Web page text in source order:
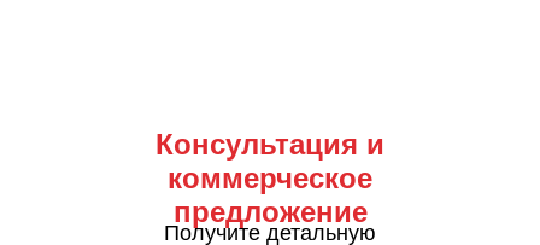
Консультация и
коммерческое
предложение
Получите детальную